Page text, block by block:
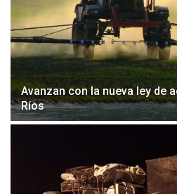
Avanzan con la nueva ley de
Ríos